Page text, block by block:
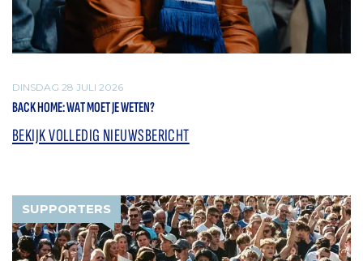
DINSDAG 28 JULI 2026
BACK HOME: WAT MOET JE WETEN?
BEKIJK VOLLEDIG NIEUWSBERICHT
SUPPORTERS